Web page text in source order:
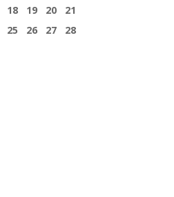
18 19 20
21
25 26 27
28